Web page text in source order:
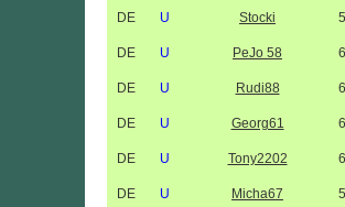
DE U Stocki
DE U PeJo 58
DE U Rudi88
DE U Georg61
DE U Tony2202
DE U Micha67